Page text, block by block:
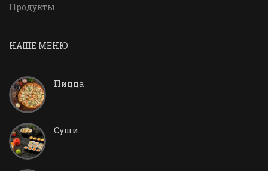
Продукты
НАШЕ МЕНЮ
Пицца
Суши